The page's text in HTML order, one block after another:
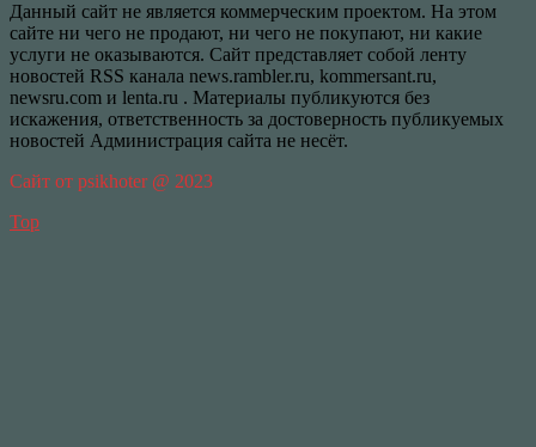
Данный сайт не является коммерческим проектом. На этом
сайте ни чего не продают, ни чего не покупают, ни какие
услуги не оказываются. Сайт представляет собой ленту
новостей RSS канала news.rambler.ru, kommersant.ru,
newsru.com и lenta.ru . Материалы публикуются без
искажения, ответственность за достоверность публикуемых
новостей Администрация сайта не несёт.
Сайт от psikhoter @ 2023
Top